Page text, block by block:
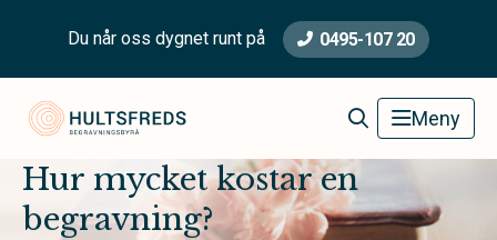
Du når oss dygnet runt på 0495-107 20
Hultsfred Begravningsbyrå Meny
Hur mycket kostar en
begravning?